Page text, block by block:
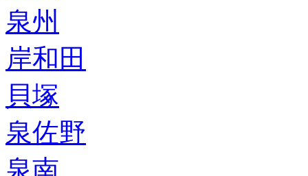
泉州
岸和田
貝塚
泉佐野
泉南